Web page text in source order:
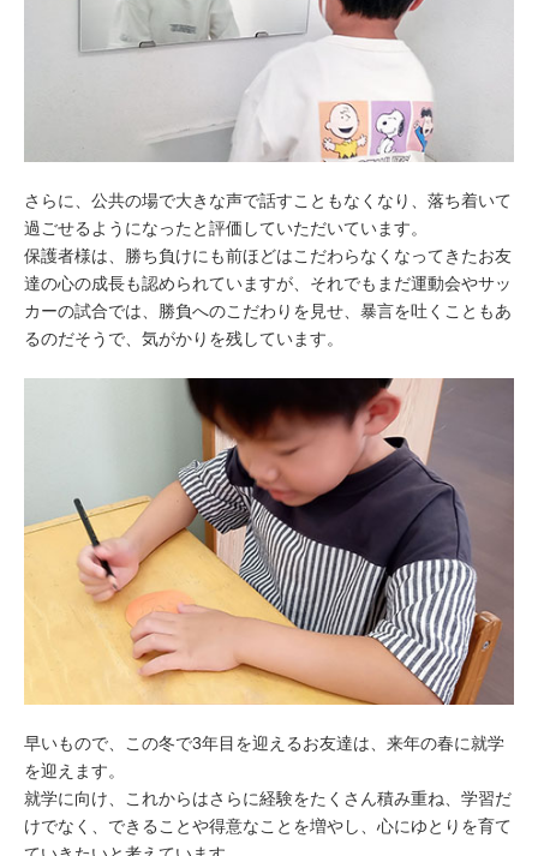
さらに、公共の場で大きな声で話すこともなくなり、落ち着いて
過ごせるようになったと評価していただいています。
保護者様は、勝ち負けにも前ほどはこだわらなくなってきたお友
達の心の成長も認められていますが、それでもまだ運動会やサッ
カーの試合では、勝負へのこだわりを見せ、暴言を吐くこともあ
るのだそうで、気がかりを残しています。
早いもので、この冬で3年目を迎えるお友達は、来年の春に就学
を迎えます。
就学に向け、これからはさらに経験をたくさん積み重ね、学習だ
けでなく、できることや得意なことを増やし、心にゆとりを育て